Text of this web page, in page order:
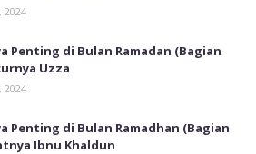
2024
Penting di Bulan Ramadan (Bagian
Uzza
2024
Penting di Bulan Ramadhan (Bagian
Ibnu Khaldun